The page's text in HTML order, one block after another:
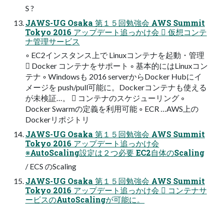
S ?
JAWS-UG Osaka 第１５回勉強会 AWS Summit
Tokyo 2016 アップデート追っかけ会  仮想コンテ
ナ管理サービス
◦ EC2インスタンス上で Linuxコンテナを起動・管理
 Docker コンテナをサポート ◦ 基本的にはLinuxコン
テナ ◦ Windowsも 2016 serverからDocker Hubにイ
メージを push/pull可能に。Dockerコンテナも使える
が未検証…。  コンテナのスケジューリング ◦
Docker Swarmの定義を利用可能 ◦ ECR …AWS上の
Dockerリポジトリ
JAWS-UG Osaka 第１５回勉強会 AWS Summit
Tokyo 2016 アップデート追っかけ会
※AutoScaling設定は２つ必要 EC2自体のScaling
/ ECS のScaling
JAWS-UG Osaka 第１５回勉強会 AWS Summit
Tokyo 2016 アップデート追っかけ会  コンテナサ
ービスのAutoScalingが可能に。